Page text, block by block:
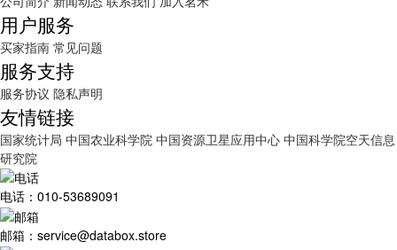
用户服务
买家指南 常见问题
服务支持
服务协议 隐私声明
友情链接
国家统计局 中国农业科学院 中国资源卫星应用中心 中国科学院空天信息
研究院
电话：010-53689091
邮箱：service@databox.store